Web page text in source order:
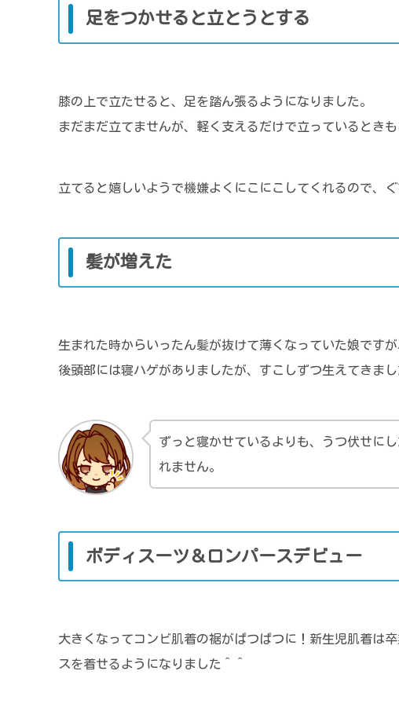
足をつかせると立とうとする
膝の上で立たせると、足を踏ん張るようになりました。
まだまだ立てませんが、軽く支えるだけで立っているときも
立てると嬉しいようで機嫌よくにこにこしてくれるので、
髪が増えた
生まれた時からいったん髪が抜けて薄くなっていた娘です
後頭部には寝ハゲがありましたが、すこしずつ生えてきまし
ずっと寝かせているよりも、うつ伏せに
れません。
ボディスーツ＆ロンパースデビュー
大きくなってコンビ肌着の裾がぱつぱつに！新生児肌着は
スを着せるようになりました＾＾